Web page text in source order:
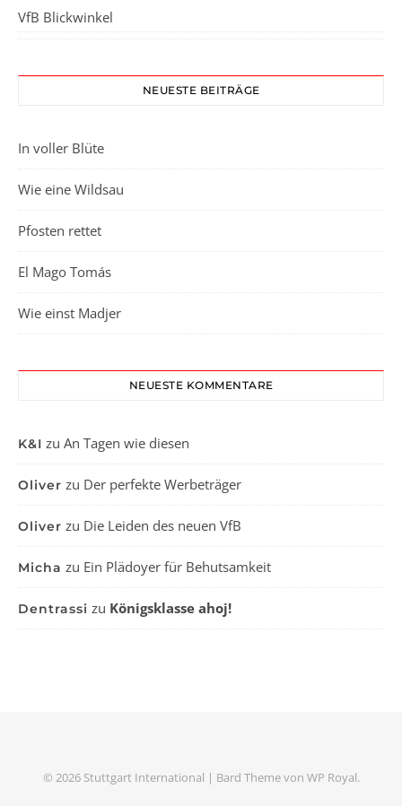
VfB Blickwinkel
NEUESTE BEITRÄGE
In voller Blüte
Wie eine Wildsau
Pfosten rettet
El Mago Tomás
Wie einst Madjer
NEUESTE KOMMENTARE
K&I zu An Tagen wie diesen
Oliver zu Der perfekte Werbeträger
Oliver zu Die Leiden des neuen VfB
Micha zu Ein Plädoyer für Behutsamkeit
Dentrassi zu Königsklasse ahoj!
© 2026 Stuttgart International | Bard Theme von WP Royal.